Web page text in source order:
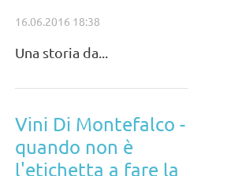
16.06.2016 18:38
Una storia da...
Vini Di Montefalco -
quando non è
l'etichetta a fare la